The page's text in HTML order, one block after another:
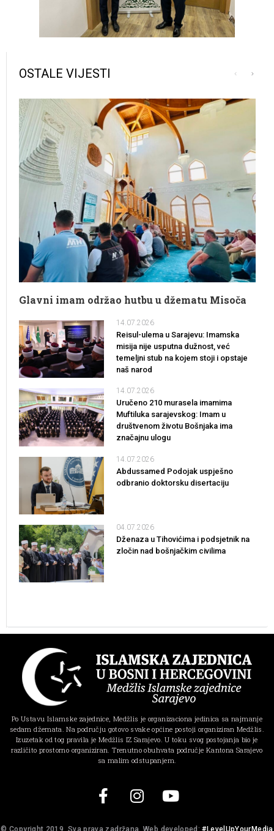
OSTALE VIJESTI
Glavni imam održao hutbu u džematu Misoča
14.07.2026
Reisul-ulema u Sarajevu: Imamska
misija nije usputna dužnost, već
temeljni stub na kojem stoji i opstaje
naš narod
14.07.2026
Uručeno 210 murasela imamima
Muftiluka sarajevskog: Imam u
društvenom životu Bošnjaka ima
značajnu ulogu
14.07.2026
Abdussamed Podojak uspješno
odbranio doktorsku disertaciju
04.07.2026
Dženaza u Tihovićima i podsjetnik na
zločin nad bošnjačkim civilima
Po Ustavu Islamske zajednice, Medžlis je organizaciona jedinica sa najmanje
sedam džemata. Na području gotovo svake općine postoji organiziran Medžlis.
Izuzetak od tog pravila je Medžlis IZ Sarajevo. U toku svog postojanja bio je
različito prostorno organiziran. Trenutno obuhvata područje Kantona Sarajevo
sa malim odstupanjem.